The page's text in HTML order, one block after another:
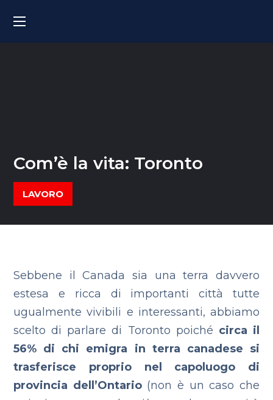
Com’è la vita: Toronto
LAVORO
Sebbene il Canada sia una terra davvero
estesa e ricca di importanti città tutte
ugualmente vivibili e interessanti, abbiamo
scelto di parlare di Toronto poiché circa il
56% di chi emigra in terra canadese si
trasferisce proprio nel capoluogo di
provincia dell’Ontario (non è un caso che